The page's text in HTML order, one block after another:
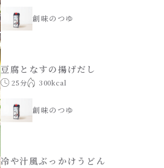
創味のつゆ
豆腐となすの揚げだし
25分 300kcal
創味のつゆ
冷や汁風ぶっかけうどん